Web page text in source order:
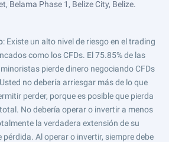
Belama Phase 1, Belize City, Belize.
: Existe un alto nivel de riesgo en el trading
como los CFDs. El 75.85% de las
pierde dinero negociando CFDs
no debería arriesgar más de lo que
perder, porque es posible que pierda
No debería operar o invertir a menos
la verdadera extensión de su
pérdida. Al operar o invertir, siempre debe